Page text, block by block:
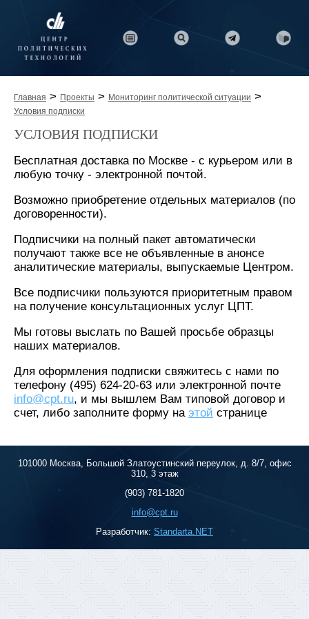
Главная > Проекты > Мониторинг политической ситуации >
Условия подписки
УСЛОВИЯ ПОДПИСКИ
Бесплатная доставка по Москве - с курьером или в
любую точку - электронной почтой.
Возможно приобретение отдельных материалов (по
договоренности).
Подписчики на полный пакет автоматически
получают также все не объявленные в анонсе
аналитические материалы, выпускаемые Центром.
Все подписчики пользуются приоритетным правом
на получение консультационных услуг ЦПТ.
Мы готовы выслать по Вашей просьбе образцы
наших материалов.
Для оформления подписки свяжитесь с нами по
телефону (495) 624-20-63 или электронной почте
info@cpt.ru, и мы вышлем Вам типовой договор и
счет, либо заполните форму на этой странице
101000 Москва, Большой Златоустинский переулок, д. 8/7, офис
310, 3 этаж
(903) 781-1820
info@cpt.ru
Разработчик: Standarta.NET